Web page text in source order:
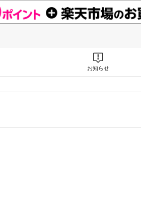
お知らせ